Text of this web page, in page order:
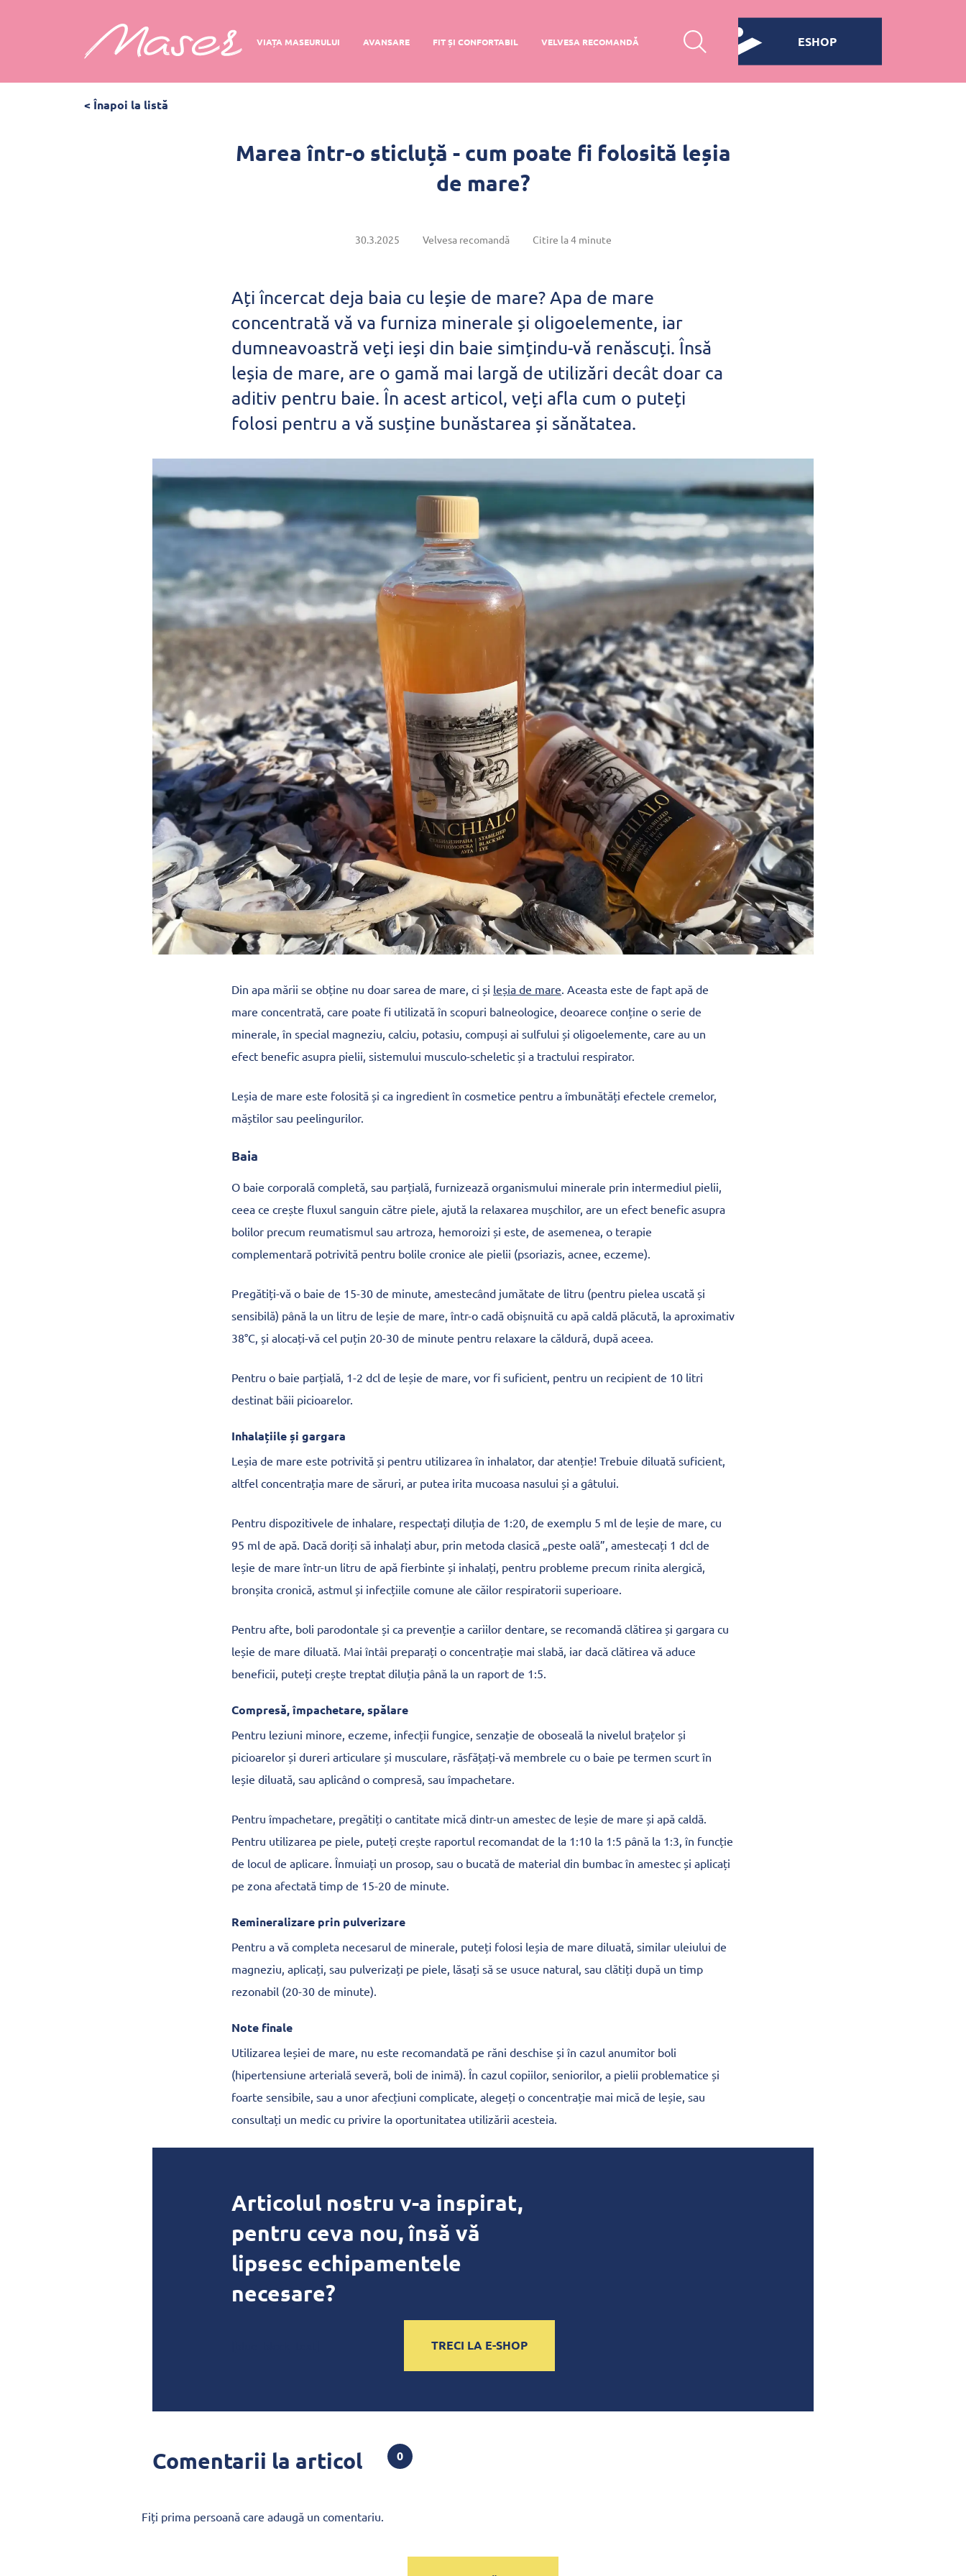
ESHOP
VIAȚA MASEURULUI AVANSARE FIT ȘI CONFORTABIL VELVESA RECOMANDĂ
< Înapoi la listă
Marea într-o sticluță - cum poate fi folosită leșia
de mare?
30.3.2025 Velvesa recomandă Citire la 4 minute
Ați încercat deja baia cu leșie de mare? Apa de mare
concentrată vă va furniza minerale și oligoelemente, iar
dumneavoastră veți ieși din baie simțindu-vă renăscuți. Însă
leșia de mare, are o gamă mai largă de utilizări decât doar ca
aditiv pentru baie. În acest articol, veți afla cum o puteți
folosi pentru a vă susține bunăstarea și sănătatea.
Din apa mării se obține nu doar sarea de mare, ci și leșia de mare . Aceasta este de fapt apă de
mare concentrată, care poate fi utilizată în scopuri balneologice, deoarece conține o serie de
minerale, în special magneziu, calciu, potasiu, compuși ai sulfului și oligoelemente, care au un
efect benefic asupra pielii, sistemului musculo-scheletic și a tractului respirator.
Leșia de mare este folosită și ca ingredient în cosmetice pentru a îmbunătăți efectele cremelor,
măștilor sau peelingurilor.
Baia
O baie corporală completă, sau parțială, furnizează organismului minerale prin intermediul pielii,
ceea ce crește fluxul sanguin către piele, ajută la relaxarea mușchilor, are un efect benefic asupra
bolilor precum reumatismul sau artroza, hemoroizi și este, de asemenea, o terapie
complementară potrivită pentru bolile cronice ale pielii (psoriazis, acnee, eczeme).
Pregătiți-vă o baie de 15-30 de minute, amestecând jumătate de litru (pentru pielea uscată și
sensibilă) până la un litru de leșie de mare, într-o cadă obișnuită cu apă caldă plăcută, la aproximativ
38°C, și alocați-vă cel puțin 20-30 de minute pentru relaxare la căldură, după aceea.
Pentru o baie parțială, 1-2 dcl de leșie de mare, vor fi suficient, pentru un recipient de 10 litri
destinat băii picioarelor.
Inhalațiile și gargara
Leșia de mare este potrivită și pentru utilizarea în inhalator, dar atenție! Trebuie diluată suficient,
altfel concentrația mare de săruri, ar putea irita mucoasa nasului și a gâtului.
Pentru dispozitivele de inhalare, respectați diluția de 1:20, de exemplu 5 ml de leșie de mare, cu
95 ml de apă. Dacă doriți să inhalați abur, prin metoda clasică „peste oală”, amestecați 1 dcl de
leșie de mare într-un litru de apă fierbinte și inhalați, pentru probleme precum rinita alergică,
bronșita cronică, astmul și infecțiile comune ale căilor respiratorii superioare.
Pentru afte, boli parodontale și ca prevenție a cariilor dentare, se recomandă clătirea și gargara cu
leșie de mare diluată. Mai întâi preparați o concentrație mai slabă, iar dacă clătirea vă aduce
beneficii, puteți crește treptat diluția până la un raport de 1:5.
Compresă, împachetare, spălare
Pentru leziuni minore, eczeme, infecții fungice, senzație de oboseală la nivelul brațelor și
picioarelor și dureri articulare și musculare, răsfățați-vă membrele cu o baie pe termen scurt în
leșie diluată, sau aplicând o compresă, sau împachetare.
Pentru împachetare, pregătiți o cantitate mică dintr-un amestec de leșie de mare și apă caldă.
Pentru utilizarea pe piele, puteți crește raportul recomandat de la 1:10 la 1:5 până la 1:3, în funcție
de locul de aplicare. Înmuiați un prosop, sau o bucată de material din bumbac în amestec și aplicați
pe zona afectată timp de 15-20 de minute.
Remineralizare prin pulverizare
Pentru a vă completa necesarul de minerale, puteți folosi leșia de mare diluată, similar uleiului de
magneziu, aplicați, sau pulverizați pe piele, lăsați să se usuce natural, sau clătiți după un timp
rezonabil (20-30 de minute).
Note finale
Utilizarea leșiei de mare, nu este recomandată pe răni deschise și în cazul anumitor boli
(hipertensiune arterială severă, boli de inimă). În cazul copiilor, seniorilor, a pielii problematice și
foarte sensibile, sau a unor afecțiuni complicate, alegeți o concentrație mai mică de leșie, sau
consultați un medic cu privire la oportunitatea utilizării acesteia.
Articolul nostru v-a inspirat,
pentru ceva nou, însă vă
lipsesc echipamentele
necesare?
TRECI LA E-SHOP
Comentarii la articol 0
Fiți prima persoană care adaugă un comentariu.